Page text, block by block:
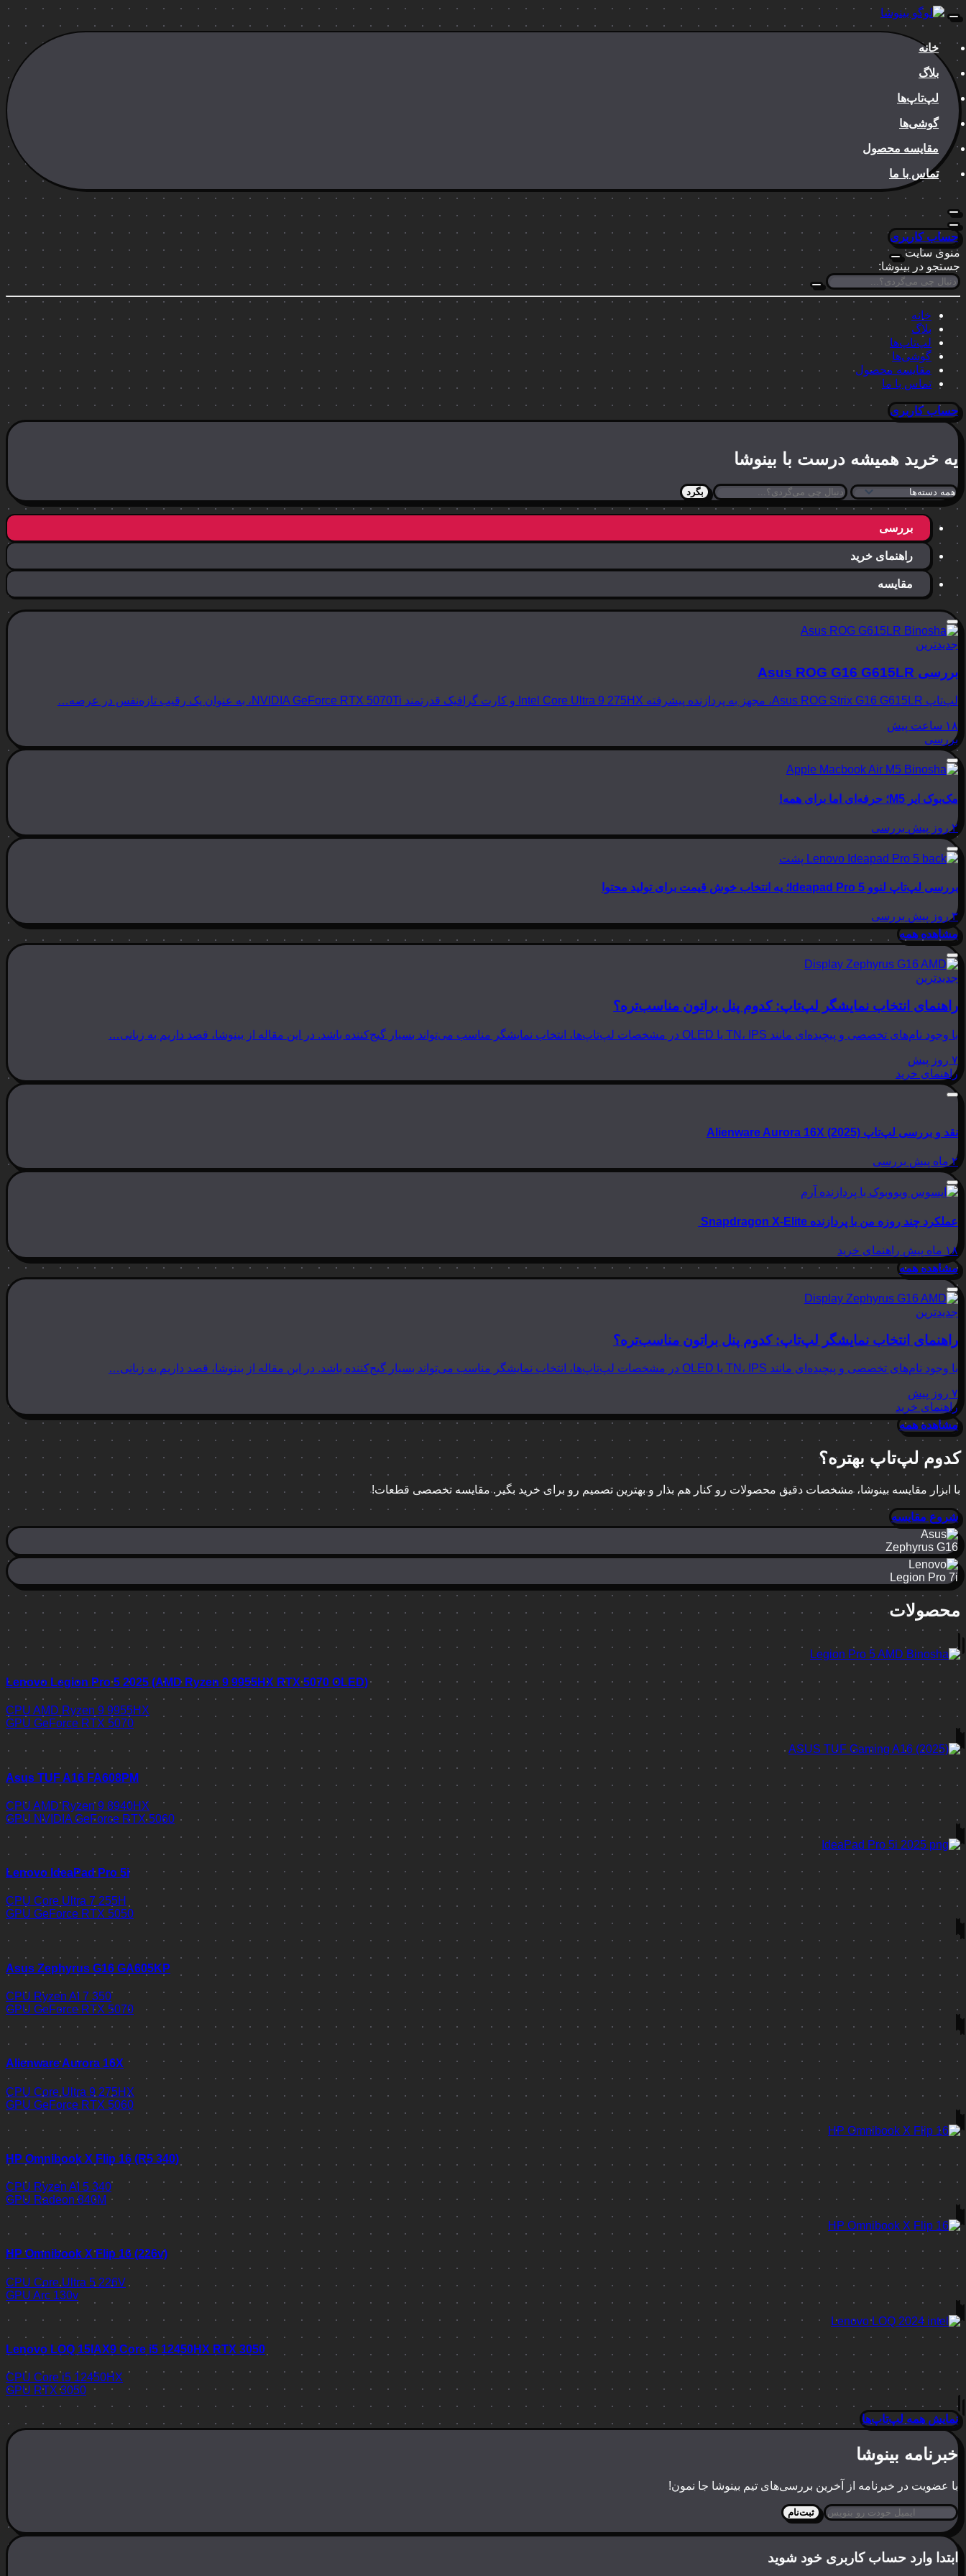
خانه
بلاگ
لپ‌تاپ‌ها
گوشی‌ها
مقایسه محصول
تماس با ما
حساب کاربری
منوی سایت
جستجو در بینوشا:
خانه
بلاگ
لپ‌تاپ‌ها
گوشی‌ها
مقایسه محصول
تماس با ما
حساب کاربری
یه خرید همیشه درست با بینوشا
بگرد
بررسی
راهنمای خرید
مقایسه
جدیدترین
بررسی Asus ROG G16 G615LR
لپ‌تاپ Asus ROG Strix G16 G615LR، مجهز به پردازنده پیشرفته Intel Core Ultra 9 275HX و کارت گرافیک قدرتمند NVIDIA GeForce RTX 5070Ti، به عنوان یک رقیب تازه‌نفس در عرصه…
۱۸ ساعت پیش
بررسی
مک‌بوک ایر M5؛ حرفه‌ای اما برای همه!
۲ روز پیش بررسی
بررسی لپ‌تاپ لنوو Ideapad Pro 5؛ یه انتخاب خوش قیمت برای تولید محتوا
۳ روز پیش
بررسی
مشاهده همه
جدیدترین
راهنمای انتخاب نمایشگر لپ‌تاپ: کدوم پنل براتون مناسب‌تره؟
با وجود نام‌های تخصصی و پیچیده‌ای مانند TN، IPS یا OLED در مشخصات لپ‌تاپ‌ها، انتخاب نمایشگر مناسب می‌تواند بسیار گیج‌کننده باشد. در این مقاله از بینوشا، قصد داریم به زبانی…
۷ روز پیش
راهنمای خرید
نقد و بررسی لپ‌تاپ Alienware Aurora 16X (2025)
۲ ماه پیش بررسی
عملکرد چند روزه من با پردازنده Snapdragon X-Elite
۱۸ ماه پیش
راهنمای خرید
مشاهده همه
جدیدترین
راهنمای انتخاب نمایشگر لپ‌تاپ: کدوم پنل براتون مناسب‌تره؟
با وجود نام‌های تخصصی و پیچیده‌ای مانند TN، IPS یا OLED در مشخصات لپ‌تاپ‌ها، انتخاب نمایشگر مناسب می‌تواند بسیار گیج‌کننده باشد. در این مقاله از بینوشا، قصد داریم به زبانی…
۷ روز پیش
راهنمای خرید
مشاهده همه
کدوم لپ‌تاپ بهتره؟
با ابزار مقایسه بینوشا، مشخصات دقیق محصولات رو کنار هم بذار و بهترین تصمیم رو برای خرید بگیر. مقایسه تخصصی قطعات!
شروع مقایسه
Zephyrus G16
Legion Pro 7i
محصولات
Lenovo Legion Pro 5 2025 (AMD Ryzen 9 9955HX RTX 5070 OLED)
CPU AMD Ryzen 9 9955HX
GPU GeForce RTX 5070
Asus TUF A16 FA608PM
CPU AMD Ryzen 9 8940HX
GPU NVIDIA GeForce RTX 5060
Lenovo IdeaPad Pro 5i
CPU Core Ultra 7 255H
GPU GeForce RTX 5050
Asus Zephyrus G16 GA605KP
CPU Ryzen AI 7 350
GPU GeForce RTX 5070
Alienware Aurora 16X
CPU Core Ultra 9 275HX
GPU GeForce RTX 5060
HP Omnibook X Flip 16 (R5 340)
CPU Ryzen AI 5 340
GPU Radeon 840M
HP Omnibook X Flip 16 (226v)
CPU Core Ultra 5 226V
GPU Arc 130v
Lenovo LOQ 15IAX9 Core i5 12450HX RTX 3050
CPU Core i5 12450HX
GPU RTX 3050
نمایش همه لپ‌تاپ‌ها
خبرنامه بینوشا
با عضویت در خبرنامه از آخرین بررسی‌های تیم بینوشا جا نمون!
ثبت‌نام
ابتدا وارد حساب کاربری خود شوید